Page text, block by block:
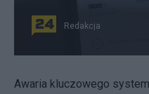
Redakcja
Awaria kluczowego